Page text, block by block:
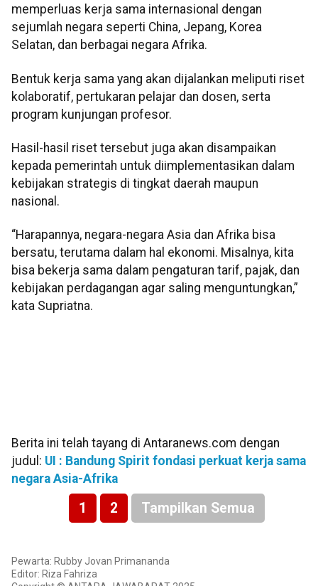
memperluas kerja sama internasional dengan
sejumlah negara seperti China, Jepang, Korea
Selatan, dan berbagai negara Afrika.
Bentuk kerja sama yang akan dijalankan meliputi riset
kolaboratif, pertukaran pelajar dan dosen, serta
program kunjungan profesor.
Hasil-hasil riset tersebut juga akan disampaikan
kepada pemerintah untuk diimplementasikan dalam
kebijakan strategis di tingkat daerah maupun
nasional.
“Harapannya, negara-negara Asia dan Afrika bisa
bersatu, terutama dalam hal ekonomi. Misalnya, kita
bisa bekerja sama dalam pengaturan tarif, pajak, dan
kebijakan perdagangan agar saling menguntungkan,”
kata Supriatna.
Berita ini telah tayang di Antaranews.com dengan
judul: UI : Bandung Spirit fondasi perkuat kerja sama
negara Asia-Afrika
1 2 Tampilkan Semua
Pewarta: Rubby Jovan Primananda
Editor: Riza Fahriza